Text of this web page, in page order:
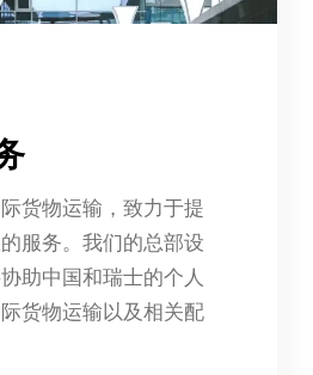
货物运输，致力于提
服务。我们的总部设
助中国和瑞士的个人
货物运输以及相关配